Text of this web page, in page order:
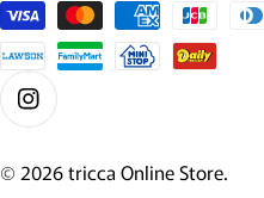
支払い方法
Instagram
© 2026tricca Online Store.